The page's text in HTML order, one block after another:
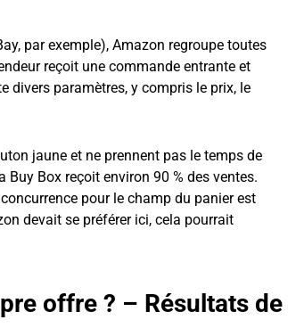
par exemple), Amazon regroupe toutes
reçoit une commande entrante et
divers paramètres, y compris le prix, le
jaune et ne prennent pas le temps de
Box reçoit environ 90 % des ventes.
pour le champ du panier est
devait se préférer ici, cela pourrait
offre ? – Résultats de